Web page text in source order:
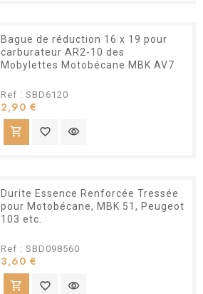
Bague de réduction 16 x 19 pour
carburateur AR2-10 des
Mobylettes Motobécane MBK AV7
Ref : SBD6120
2,90 €
shopping_cart favorite_border visibility
Durite Essence Renforcée Tressée
pour Motobécane, MBK 51, Peugeot
103 etc.
Ref : SBD098560
3,60 €
shopping_cart favorite_border visibility